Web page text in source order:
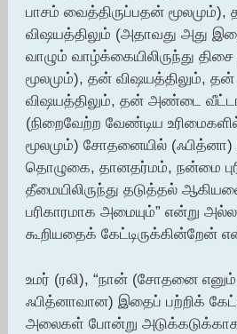
பாசம் வைத்திருப்பதன்
விஷயத்திலும் (அதாவது அது
வாழும் வாழ்க்கையிலிருந்து திசை
மூலமும்), தன் விஷயத்திலும், தன்
விஷயத்திலும், தன் அண்டை
(நிறைவேற்ற வேண்டிய
மூலமும்) சோதனையில்
தொழுகை, தானதர்மம், நன்மை
தீமையிலிருந்து தடுத்தல்
பரிகாரமாக அமையும்” என்று
கூறியதைக் கேட்டிருக்கின்றேன்
உமர் (ரலி), “நான் (சோதனை
ஃபித்னாவான) இதைப் பற்றிக்
அலைகள் போன்று அடுக்கடுக்காக